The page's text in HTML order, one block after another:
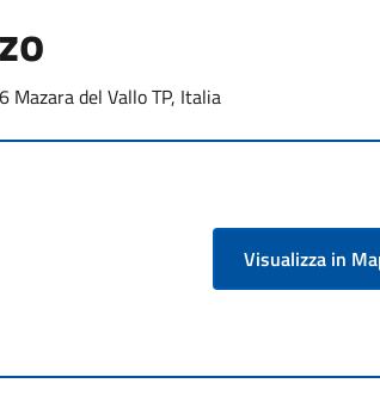
Mazara del Vallo TP, Italia
Visualizza in